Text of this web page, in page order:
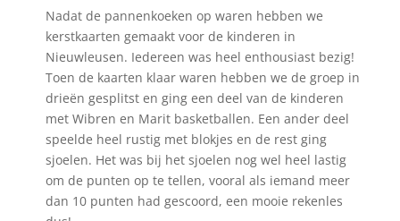
Nadat de pannenkoeken op waren hebben we
kerstkaarten gemaakt voor de kinderen in
Nieuwleusen. Iedereen was heel enthousiast bezig!
Toen de kaarten klaar waren hebben we de groep in
drieën gesplitst en ging een deel van de kinderen
met Wibren en Marit basketballen. Een ander deel
speelde heel rustig met blokjes en de rest ging
sjoelen. Het was bij het sjoelen nog wel heel lastig
om de punten op te tellen, vooral als iemand meer
dan 10 punten had gescoord, een mooie rekenles